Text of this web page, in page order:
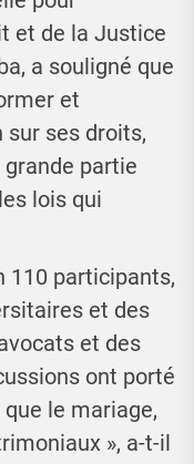
et de la Justice
a souligné que
et
ses droits,
partie
lois qui
110 participants,
et des
et des
ont porté
le mariage,
», a-t-il